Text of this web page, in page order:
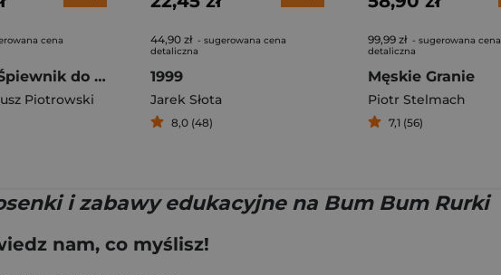
cena
Źródło - Śpiewnik do użytku parafialnego WDS
Piotrowski
44,90 zł - sugerowana cena
detaliczna
1999
Jarek Słota
8,0 (48)
99,99 zł - sugerowana cena
detaliczna
Męskie Granie
Piotr Stelmach
7,1 (56)
i zabawy edukacyjne na Bum Bum Rurki
nam, co myślisz!